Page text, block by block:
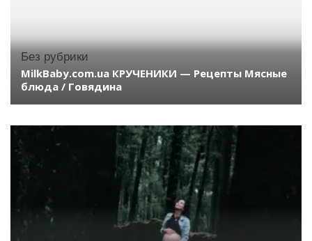
Без рубрики
MilkBaby.com.ua КРУЧЕНИКИ — Рецепты Мясные
блюда / Говядина